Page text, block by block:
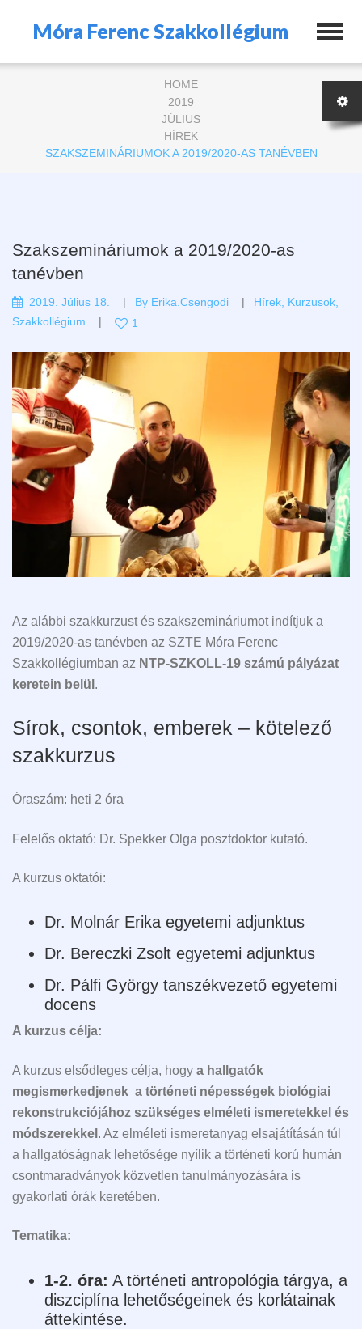
Móra Ferenc Szakkollégium
HOME
2019
JÚLIUS
HÍREK
SZAKSZEMINÁRIUMOK A 2019/2020-AS TANÉVBEN
Szakszemináriumok a 2019/2020-as
tanévben
2019. Július 18. By Erika.csengodi Hírek Kurzusok
Szakkollégium
1
Az alábbi szakkurzust és szakszemináriumot indítjuk a
2019/2020-as tanévben az SZTE Móra Ferenc
Szakkollégiumban az NTP-SZKOLL-19 számú pályázat
keretein belül .
Sírok, csontok, emberek – kötelező
szakkurzus
Óraszám: heti 2 óra
Felelős oktató: Dr. Spekker Olga posztdoktor kutató.
A kurzus oktatói:
Dr. Molnár Erika egyetemi adjunktus
Dr. Bereczki Zsolt egyetemi adjunktus
Dr. Pálfi György tanszékvezető egyetemi
docens
A kurzus célja:
A kurzus elsődleges célja, hogy a hallgatók
megismerkedjenek a történeti népességek biológiai
rekonstrukciójához szükséges elméleti ismeretekkel és
módszerekkel . Az elméleti ismeretanyag elsajátításán túl
a hallgatóságnak lehetősége nyílik a történeti korú humán
csontmaradványok közvetlen tanulmányozására is
gyakorlati órák keretében.
Tematika:
1-2. óra: A történeti antropológia tárgya, a
diszciplína lehetőségeinek és korlátainak
áttekintése.